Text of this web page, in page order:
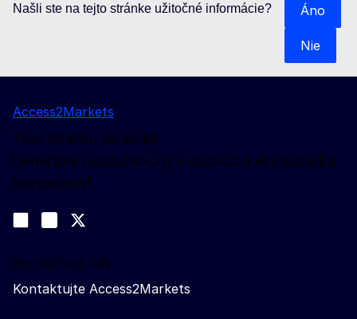
Našli ste na tejto stránke užitočné informácie? Áno
Nie
Access2Markets
Túto stránku spravuje:
Generálne riaditeľstvo pre obchod a ekonomickú
bezpečnosť
Join us on LinkedIn
Trade-Off podcast
Kontaktujte nás
Kontaktujte Access2Markets